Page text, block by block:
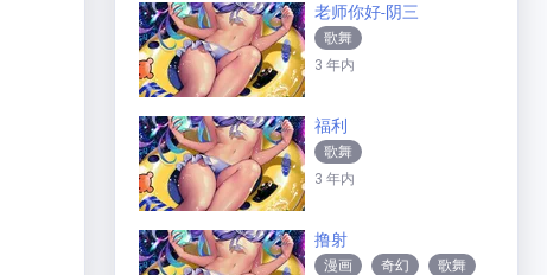
老师你好-阴三
歌舞
3 年内
福利
歌舞
3 年内
撸射
漫画 奇幻
歌舞